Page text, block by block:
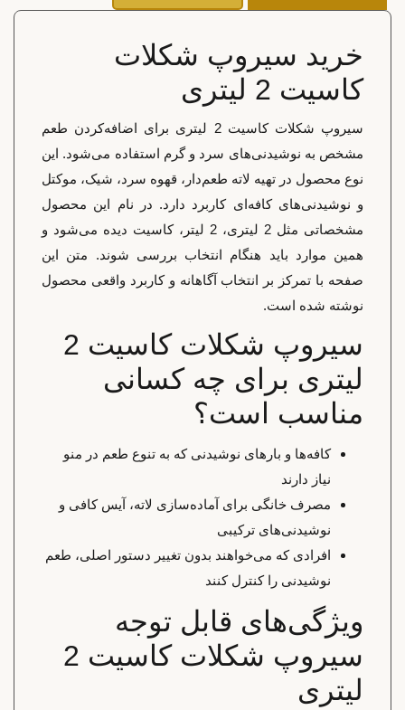
خرید سیروپ شکلات
کاسیت 2 لیتری
سیروپ شکلات کاسیت 2 لیتری برای اضافه‌کردن طعم
مشخص به نوشیدنی‌های سرد و گرم استفاده می‌شود. این
نوع محصول در تهیه لاته طعم‌دار، قهوه سرد، شیک، موکتل
و نوشیدنی‌های کافه‌ای کاربرد دارد. در نام این محصول
مشخصاتی مثل 2 لیتری، 2 لیتر، کاسیت دیده می‌شود و
همین موارد باید هنگام انتخاب بررسی شوند. متن این
صفحه با تمرکز بر انتخاب آگاهانه و کاربرد واقعی محصول
نوشته شده است.
سیروپ شکلات کاسیت 2
لیتری برای چه کسانی
مناسب است؟
کافه‌ها و بارهای نوشیدنی که به تنوع طعم در منو
نیاز دارند
مصرف خانگی برای آماده‌سازی لاته، آیس کافی و
نوشیدنی‌های ترکیبی
افرادی که می‌خواهند بدون تغییر دستور اصلی، طعم
نوشیدنی را کنترل کنند
ویژگی‌های قابل توجه
سیروپ شکلات کاسیت 2
لیتری